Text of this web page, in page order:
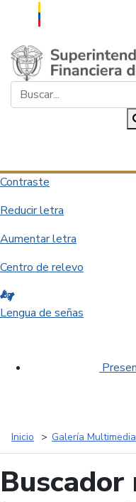
Saltar al contenido principal
Contraste
Reducir letra
Aumentar letra
Centro de relevo
Lengua de señas
Inicio Galería Multimedia